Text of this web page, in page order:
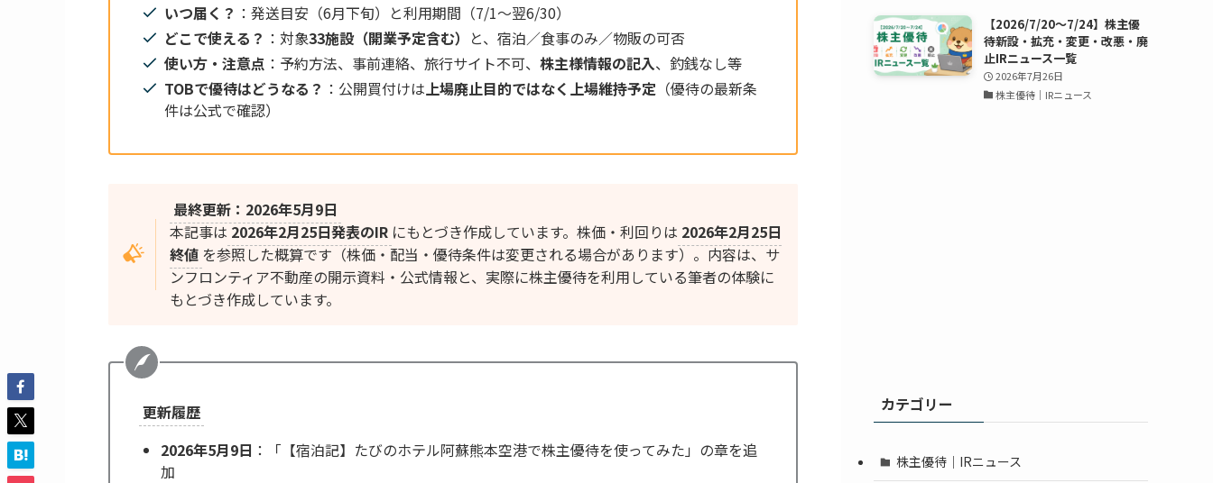
いつ届く？ ：発送目安（6月下旬）と利用期間（7/1〜翌6/30）
どこで使える？ ：対象33施設（開業予定含む） と、宿泊／食事のみ／物販の可否
使い方・注意点 ：予約方法、事前連絡、旅行サイト不可、 株主様情報の記入、釣銭なし等
TOBで優待はどうなる？ ：公開買付けは上場廃止目的ではなく上場維持予定 （優待の最新条
件は公式で確認）
最終更新： 2026年5月9日
本記事は 2026年2月25日発表のIR にもとづき作成しています。株価・利回りは 2026年2月25日
終値 を参照した概算です（株価・配当・優待条件は変更される場合があります）。内容は、サ
ンフロンティア不動産の開示資料・公式情報と、実際に株主優待を利用している筆者の体験に
もとづき作成しています。
更新履歴
2026年5月9日 ：「【宿泊記】たびのホテル阿蘇熊本空港で株主優待を使ってみた」の章を追
加
【2026/7/20〜7/24】株主優
待新設・拡充・変更・改悪・廃
止IRニュース一覧
2026年7月26日
株主優待｜IRニュース
カテゴリー
株主優待｜IRニュース